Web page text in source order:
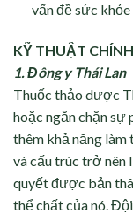
vấn đề sức khỏe
KỸ THUẬT
1.⁠ ⁠Đông y Thái Lan
Thuốc thảo dược
hoặc ngăn chặn sự
thêm khả năng làm
và cấu trúc trở nên
quyết được bản
thể chất của nó.